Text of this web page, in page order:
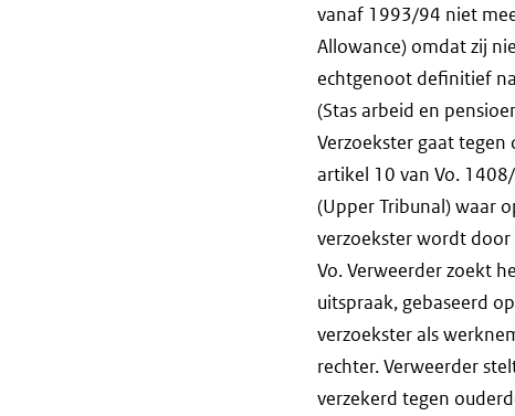
vanaf 1993/94 niet
Allowance) omdat zij
echtgenoot definitief
(Stas arbeid en
Verzoekster gaat
artikel 10 van Vo.
(Upper Tribunal) waar
verzoekster wordt door
Vo. Verweerder zoekt
uitspraak, gebaseerd
verzoekster als
rechter. Verweerder
verzekerd tegen